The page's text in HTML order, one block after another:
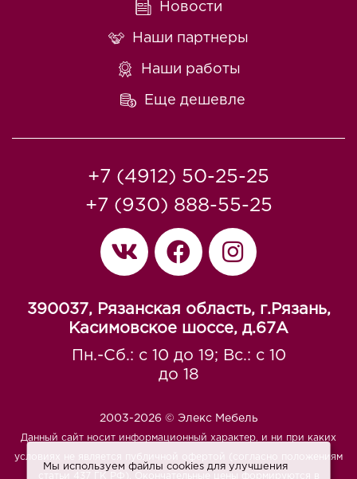
Новости
Наши партнеры
Наши работы
Еще дешевле
+7 (4912) 50-25-25
+7 (930) 888-55-25
390037, Рязанская область, г.Рязань,
Касимовское шоссе, д.67A
Пн.-Сб.: с 10 до 19; Вс.: с 10
до 18
2003-2026 © Элекс Мебель
Данный сайт носит информационный характер, и ни при каких
условиях не является публичной офертой (согласно положениям
статьи 437 ГК РФ). Окончательные цены формируются в
Мы используем файлы cookies для улучшения